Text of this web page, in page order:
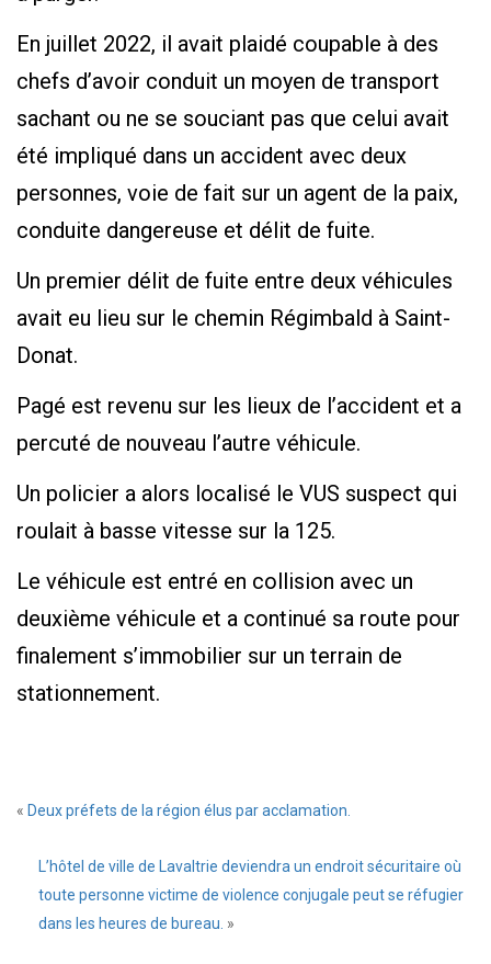
En juillet 2022, il avait plaidé coupable à des
chefs d’avoir conduit un moyen de transport
sachant ou ne se souciant pas que celui avait
été impliqué dans un accident avec deux
personnes, voie de fait sur un agent de la paix,
conduite dangereuse et délit de fuite.
Un premier délit de fuite entre deux véhicules
avait eu lieu sur le chemin Régimbald à Saint-
Donat.
Pagé est revenu sur les lieux de l’accident et a
percuté de nouveau l’autre véhicule.
Un policier a alors localisé le VUS suspect qui
roulait à basse vitesse sur la 125.
Le véhicule est entré en collision avec un
deuxième véhicule et a continué sa route pour
finalement s’immobilier sur un terrain de
stationnement.
« Deux préfets de la région élus par acclamation.
L’hôtel de ville de Lavaltrie deviendra un endroit sécuritaire où
toute personne victime de violence conjugale peut se réfugier
dans les heures de bureau. »